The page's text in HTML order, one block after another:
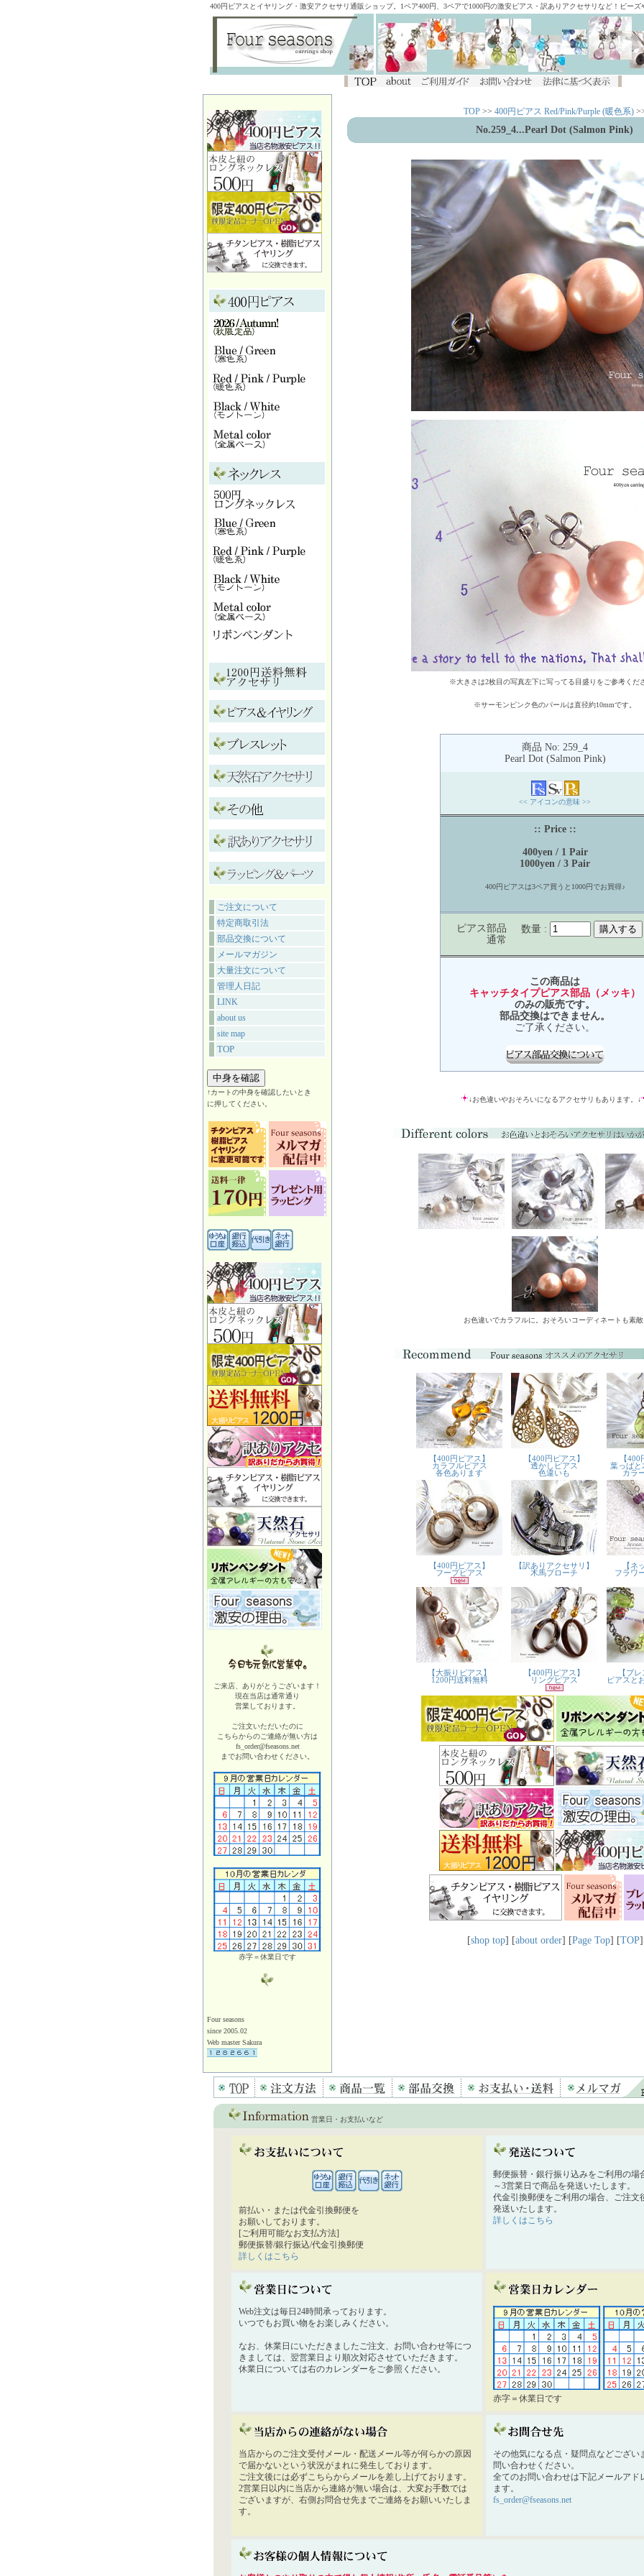
400円ピアスとイヤリング・激安アクセサリ通販ショップ。1ペア400円、3ペアで1000円の激安ピアス・訳ありアクセサリなど！ビー
ご注文について
特定商取引法
部品交換について
メールマガジン
大量注文について
管理人日記
LINK
about us
site map
TOP
↑カートの中身を確認したいとき
に押してください。
ご来店、ありがとうございます！
現在当店は通常通り
営業しております。
ご注文いただいたのに
こちらからのご連絡が無い方は
fs_order@fseasons.net
までお問い合わせください。
赤字＝休業日です
Four seasons
since 2005.02
Web master Sakura
TOP >> 400円ピアス Red/Pink/Purple (暖色系)
No.259_4...Pearl Dot (Salmon Pink)
※大きさは2枚目の写真左下に写ってる目盛りをご参考くだ
※サーモンピンク色のパールは直径約10mmです。
商品 No: 259_4
Pearl Dot (Salmon Pink)
<< アイコンの意味 >>
:: Price ::
400yen / 1 Pair
1000yen / 3 Pair
400円ピアスは3ペア買うと1000円でお買得♪
ピアス部品
通常
数量 :
この商品は
キャッチタイプピアス部品（メッキ）
のみの販売です。
部品交換はできません。
ご了承ください。
↓お色違いやおそろいになるアクセサリもあります。↓
お色違いでカラフルに。おそろいコーディネートも素敵
[shop top] [about order] [Page Top] [TOP]
営業日・お支払いなど
前払い・または代金引換郵便を
お願いしております。
[ご利用可能なお支払方法]
郵便振替/銀行振込/代金引換郵便
詳しくはこちら
郵便振替・銀行振り込みをご利用の場
～3営業日で商品を発送いたします。
代金引換郵便をご利用の場合、ご注文
発送いたします。
詳しくはこちら
Web注文は毎日24時間承っております。
いつでもお買い物をお楽しみください。
なお、休業日にいただきましたご注文、お問い合わせ等につ
きましては、翌営業日より順次対応させていただきます。
休業日については右のカレンダーをご参照ください。
赤字＝休業日です
当店からのご注文受付メール・配送メール等が何らかの原因
で届かないという状況がまれに発生しております。
ご注文後には必ずこちらからメールを差し上げております。
2営業日以内に当店から連絡が無い場合は、大変お手数では
ございますが、右側お問合せ先までご連絡をお願いいたしま
す。
その他気になる点・疑問点などござい
問い合わせください。
全てのお問い合わせは下記メールアド
ます。
fs_order@fseasons.net